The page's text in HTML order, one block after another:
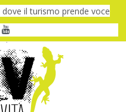
il turismo prende voce
troppo
e meraviglie
risate smart
2026: le novità